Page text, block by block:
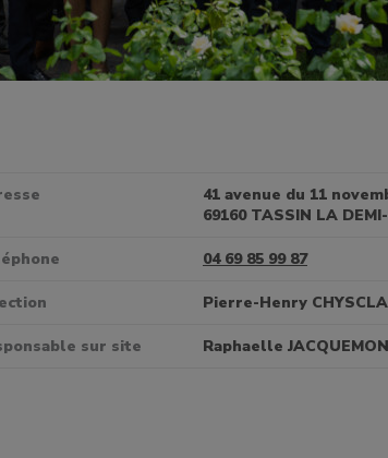
41 avenue du 11
69160 TASSIN LA
04 69 85 99 87
Pierre-Henry
sur site Raphaelle